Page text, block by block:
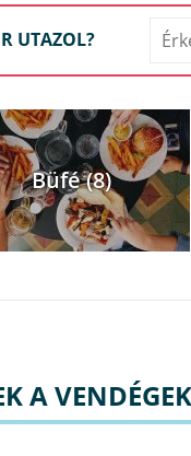
UTAZOL?
Büfé (8)
A